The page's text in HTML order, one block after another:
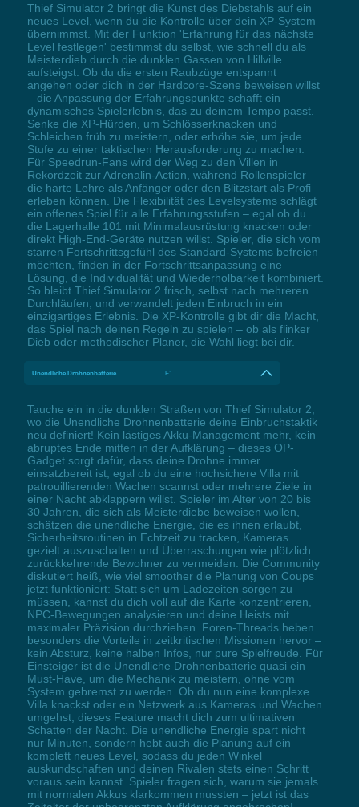
Thief Simulator 2 bringt die Kunst des Diebstahls auf ein
neues Level, wenn du die Kontrolle über dein XP-System
übernimmst. Mit der Funktion 'Erfahrung für das nächste
Level festlegen' bestimmst du selbst, wie schnell du als
Meisterdieb durch die dunklen Gassen von Hillville
aufsteigst. Ob du die ersten Raubzüge entspannt
angehen oder dich in der Hardcore-Szene beweisen willst
– die Anpassung der Erfahrungspunkte schafft ein
dynamisches Spielerlebnis, das zu deinem Tempo passt.
Senke die XP-Hürden, um Schlösserknacken und
Schleichen früh zu meistern, oder erhöhe sie, um jede
Stufe zu einer taktischen Herausforderung zu machen.
Für Speedrun-Fans wird der Weg zu den Villen in
Rekordzeit zur Adrenalin-Action, während Rollenspieler
die harte Lehre als Anfänger oder den Blitzstart als Profi
erleben können. Die Flexibilität des Levelsystems schlägt
ein offenes Spiel für alle Erfahrungsstufen – egal ob du
die Lagerhalle 101 mit Minimalausrüstung knacken oder
direkt High-End-Geräte nutzen willst. Spieler, die sich vom
starren Fortschrittsgefühl des Standard-Systems befreien
möchten, finden in der Fortschrittsanpassung eine
Lösung, die Individualität und Wiederholbarkeit kombiniert.
So bleibt Thief Simulator 2 frisch, selbst nach mehreren
Durchläufen, und verwandelt jeden Einbruch in ein
einzigartiges Erlebnis. Die XP-Kontrolle gibt dir die Macht,
das Spiel nach deinen Regeln zu spielen – ob als flinker
Dieb oder methodischer Planer, die Wahl liegt bei dir.
Unendliche Drohnenbatterie F1
Tauche ein in die dunklen Straßen von Thief Simulator 2,
wo die Unendliche Drohnenbatterie deine Einbruchstaktik
neu definiert! Kein lästiges Akku-Management mehr, kein
abruptes Ende mitten in der Aufklärung – dieses OP-
Gadget sorgt dafür, dass deine Drohne immer
einsatzbereit ist, egal ob du eine hochsichere Villa mit
patrouillierenden Wachen scannst oder mehrere Ziele in
einer Nacht abklappern willst. Spieler im Alter von 20 bis
30 Jahren, die sich als Meisterdiebe beweisen wollen,
schätzen die unendliche Energie, die es ihnen erlaubt,
Sicherheitsroutinen in Echtzeit zu tracken, Kameras
gezielt auszuschalten und Überraschungen wie plötzlich
zurückkehrende Bewohner zu vermeiden. Die Community
diskutiert heiß, wie viel smoother die Planung von Coups
jetzt funktioniert: Statt sich um Ladezeiten sorgen zu
müssen, kannst du dich voll auf die Karte konzentrieren,
NPC-Bewegungen analysieren und deine Heists mit
maximaler Präzision durchziehen. Foren-Threads heben
besonders die Vorteile in zeitkritischen Missionen hervor –
kein Absturz, keine halben Infos, nur pure Spielfreude. Für
Einsteiger ist die Unendliche Drohnenbatterie quasi ein
Must-Have, um die Mechanik zu meistern, ohne vom
System gebremst zu werden. Ob du nun eine komplexe
Villa knackst oder ein Netzwerk aus Kameras und Wachen
umgehst, dieses Feature macht dich zum ultimativen
Schatten der Nacht. Die unendliche Energie spart nicht
nur Minuten, sondern hebt auch die Planung auf ein
komplett neues Level, sodass du jeden Winkel
auskundschaften und deinen Rivalen stets einen Schritt
voraus sein kannst. Spieler fragen sich, warum sie jemals
mit normalen Akkus klarkommen mussten – jetzt ist das